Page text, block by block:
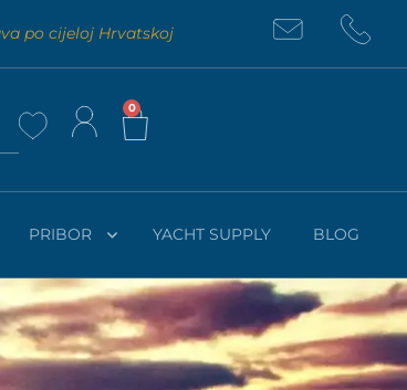
po cijeloj Hrvatskoj
0
PRIBOR YACHT SUPPLY BLOG